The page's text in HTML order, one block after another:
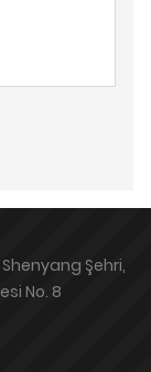
Şehri,
No. 8